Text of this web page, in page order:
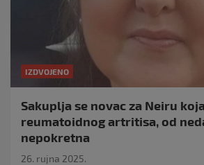
IZDVOJENO
Sakuplja se novac za Neiru
reumatoidnog artritisa, od
nepokretna
26. rujna 2025.